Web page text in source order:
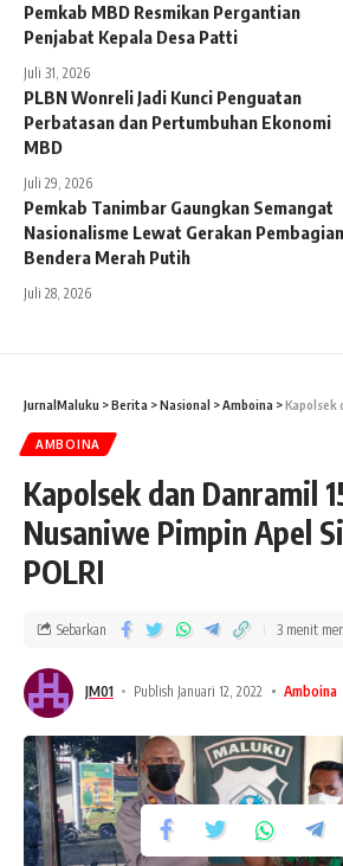
Pemkab MBD Resmikan Pergantian
Penjabat Kepala Desa Patti
Juli 31, 2026
PLBN Wonreli Jadi Kunci Penguatan
Perbatasan dan Pertumbuhan Ekonomi
MBD
Juli 29, 2026
Pemkab Tanimbar Gaungkan Semangat
Nasionalisme Lewat Gerakan Pembagian
Bendera Merah Putih
Juli 28, 2026
JurnalMaluku >Berita >Nasional >Amboina >Kapolsek dan
AMBOINA
Kapolsek dan Danramil
Nusaniwe Pimpin Apel
POLRI
JM01 Publish Januari 12, 2022 Amboina
Sebarkan 3 menit